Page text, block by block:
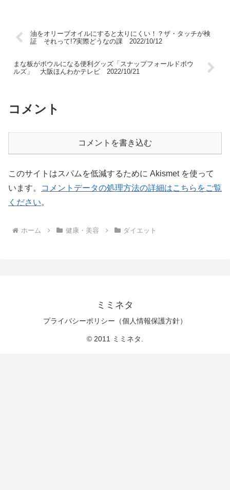
油をオリーブオイルにすると太りにくい！？ザ・タッチが検
証 それって!?実際どうなの課 2022/10/12
まな板がボウルになる便利グッズ「スナップフォールドボウ
ルズ」 大阪ほんわかテレビ 2022/10/21
コメント
コメントを書き込む
このサイトはスパムを低減するために Akismet を使って
います。
コメントデータの処理方法の詳細はこちらをご覧
ください。
ホーム 健康・美容 ダイエット
ミミネタ
プライバシーポリシー（個人情報保護方針）
© 2011 ミミネタ.